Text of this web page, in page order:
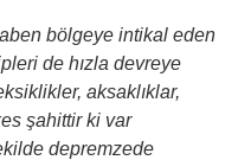
bölgeye intikal eden
de hızla devreye
aksaklıklar,
şahittir ki var
depremzede